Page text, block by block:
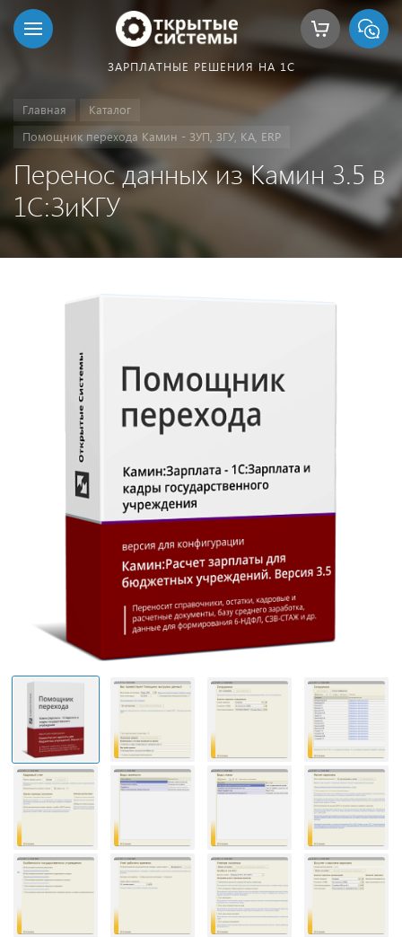
ЗАРПЛАТНЫЕ РЕШЕНИЯ НА 1С
Главная
Каталог
Помощник перехода Камин - ЗУП, ЗГУ, КА, ERP
Перенос данных из Камин 3.5 в
1С:ЗиКГУ